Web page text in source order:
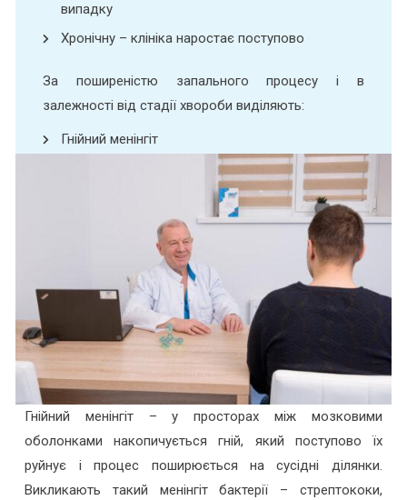
випадку
Хронічну – клініка наростає поступово
За поширеністю запального процесу і в
залежності від стадії хвороби виділяють:
Гнійний менінгіт
Гнійний менінгіт – у просторах між мозковими
оболонками накопичується гній, який поступово їх
руйнує і процес поширюється на сусідні ділянки.
Викликають такий менінгіт бактерії – стрептококи,